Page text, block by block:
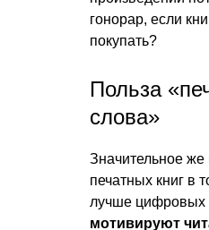
гонорар, если
покупать?
Польза
слова»
Значительное
печатных книг в
лучше цифровых
мотивируют